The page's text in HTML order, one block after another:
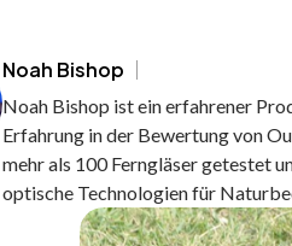
Noah Bishop
Noah Bishop ist ein erfahrener
Erfahrung in der Bewertung von
mehr als 100 Ferngläser getestet
optische Technologien für